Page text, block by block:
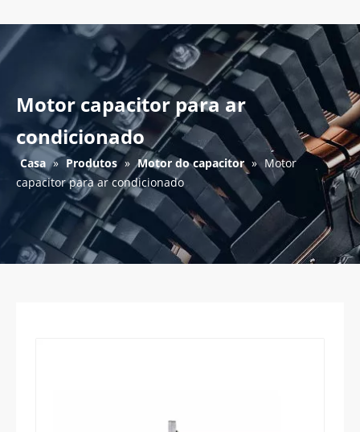
Motor capacitor para ar
condicionado
Casa » Produtos » Motor do capacitor » Motor
capacitor para ar condicionado